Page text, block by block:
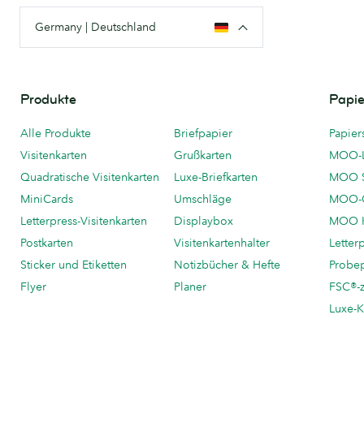
Germany | Deutschland
Produkte
Alle Produkte
Visitenkarten
Quadratische Visitenkarten
MiniCards
Letterpress-Visitenkarten
Postkarten
Sticker und Etiketten
Flyer
Briefpapier
Grußkarten
Luxe-Briefkarten
Umschläge
Displaybox
Visitenkartenhalter
Notizbücher & Hefte
Planer
MOO-
MOO
MOO
Luxe-